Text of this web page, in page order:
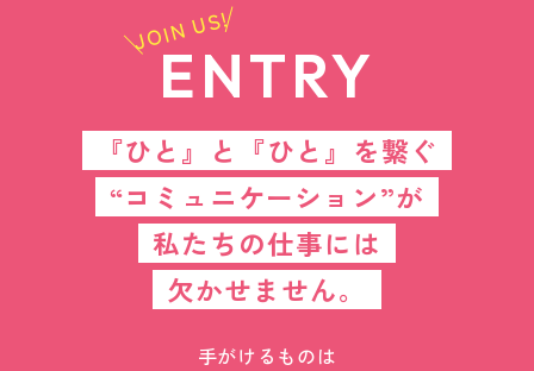
JOIN US!
ENTRY
『ひと』と『ひと』を繋ぐ
“コミュニケーション”が
私たちの仕事には
欠かせません。
手がけるものは